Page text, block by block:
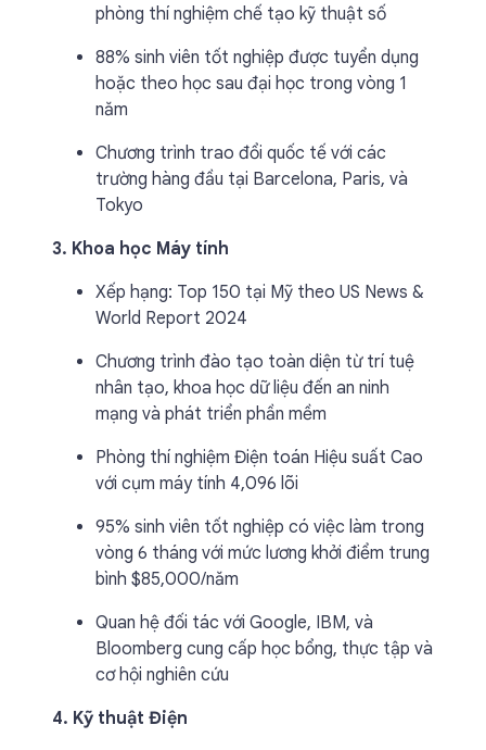
phòng thí nghiệm chế tạo kỹ thuật số
88% sinh viên tốt nghiệp được tuyển dụng
hoặc theo học sau đại học trong vòng 1
năm
Chương trình trao đổi quốc tế với các
trường hàng đầu tại Barcelona, Paris, và
Tokyo
3. Khoa học Máy tính
Xếp hạng: Top 150 tại Mỹ theo US News &
World Report 2024
Chương trình đào tạo toàn diện từ trí tuệ
nhân tạo, khoa học dữ liệu đến an ninh
mạng và phát triển phần mềm
Phòng thí nghiệm Điện toán Hiệu suất Cao
với cụm máy tính 4,096 lõi
95% sinh viên tốt nghiệp có việc làm trong
vòng 6 tháng với mức lương khởi điểm trung
bình $85,000/năm
Quan hệ đối tác với Google, IBM, và
Bloomberg cung cấp học bổng, thực tập và
cơ hội nghiên cứu
4. Kỹ thuật Điện